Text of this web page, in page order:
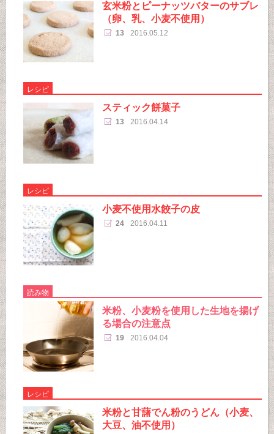
玄米粉とピーナッツバターのサブレ
（卵、乳、小麦不使用）
13 2016.05.12
レシピ
スティック餅菓子
13 2016.04.14
レシピ
小麦不使用水餃子の皮
24 2016.04.11
読み物
米粉、小麦粉を使用した生地を揚げ
る場合の注意点
19 2016.04.04
レシピ
米粉と甘藷でん粉のうどん（小麦、
大豆、油不使用）